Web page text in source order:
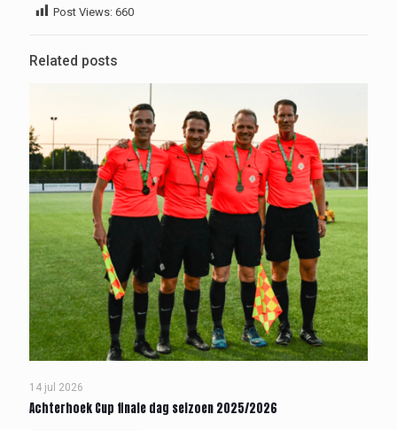
Post Views: 660
Related posts
14 jul 2026
Achterhoek Cup finale dag seizoen 2025/2026